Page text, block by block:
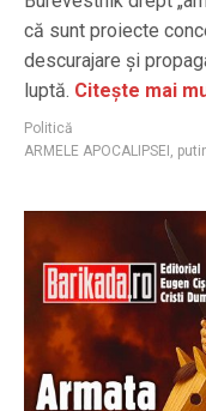
că sunt proiecte
descurajare și
luptă. Citește mai
Politică
ARMELE APOCALIPSEI ,